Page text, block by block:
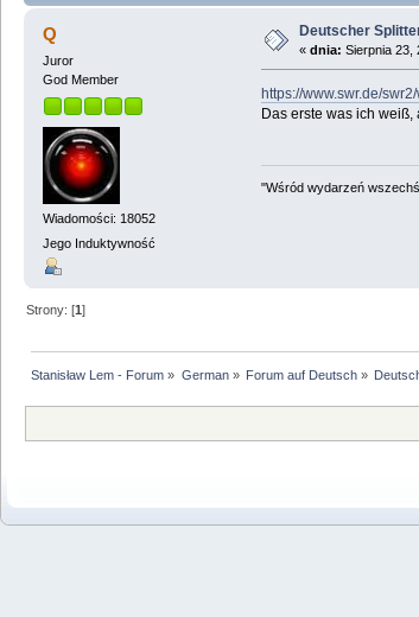
Q
Juror
God Member
Wiadomości: 18052
Jego Induktywność
Deutscher
« dnia: Sierpnia 23,
https://www.swr.de/
Das erste was ich
"Wśród wydarzeń
Strony: [1]
Stanisław Lem - Forum » German» Forum auf Deutsch»